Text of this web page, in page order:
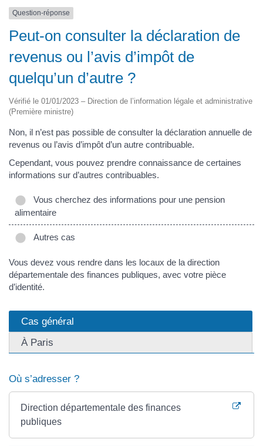
Question-réponse
Peut-on consulter la déclaration de
revenus ou l’avis d’impôt de
quelqu’un d’autre ?
Vérifié le 01/01/2023 – Direction de l’information légale et administrative
(Première ministre)
Non, il n’est pas possible de consulter la déclaration annuelle de
revenus ou l’avis d’impôt d’un autre contribuable.
Cependant, vous pouvez prendre connaissance de certaines
informations sur d’autres contribuables.
Vous cherchez des informations pour une pension
alimentaire
Autres cas
Vous devez vous rendre dans les locaux de la direction
départementale des finances publiques, avec votre pièce
d’identité.
Cas général
À Paris
Où s’adresser ?
Direction départementale des finances
publiques